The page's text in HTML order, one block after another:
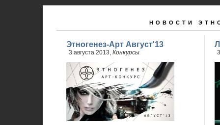
НОВОСТИ
Этногенез-Арт Август'13
3 августа 2013, Конкурсы